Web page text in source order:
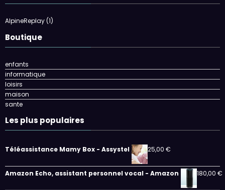
AlpineReplay(1)
Boutique
enfants
informatique
loisirs
maison
sante
Les plus populaires
Téléassistance Mamy Box - Assystel 25,00 €
Amazon Echo, assistant personnel vocal - Amazon 180,00 €